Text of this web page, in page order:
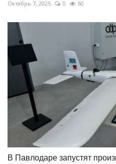
Октябрь 7, 2025 0 60
В Павлодаре запустят